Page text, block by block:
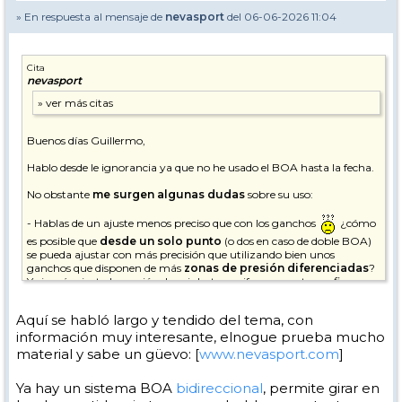
» En respuesta al mensaje de nevasport del 06-06-2026 11:04
Cita
nevasport
Buenos días Guillermo,
Hablo desde le ignorancia ya que no he usado el BOA hasta la fecha.
No obstante me surgen algunas dudas sobre su uso:
- Hablas de un ajuste menos preciso que con los ganchos
¿cómo
es posible que desde un solo punto (o dos en caso de doble BOA)
se pueda ajustar con más precisión que utilizando bien unos
ganchos que disponen de más zonas de presión diferenciadas?
Yo jamás ajusto la presión de mis botas uniformemente, prefiero
- También veo que la rueda ajusta hacia la presión pero luegono
puedes volver atrás si te has pasadouno o dos puntos por lo
que debes volver a empezar a ajustar desde cero si quieres soltar un
Aquí se habló largo y tendido del tema, con
información muy interesante, elnogue prueba mucho
material y sabe un güevo: [www.nevasport.com]
Ya hay un sistema BOA bidireccional, permite girar en